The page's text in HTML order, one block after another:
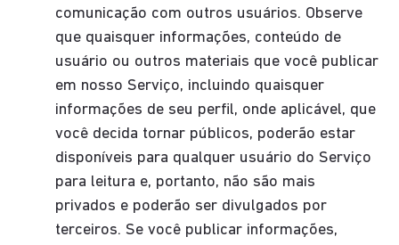
comunicação com outros usuários. Observe
que quaisquer informações, conteúdo de
usuário ou outros materiais que você publicar
em nosso Serviço, incluindo quaisquer
informações de seu perfil, onde aplicável, que
você decida tornar públicos, poderão estar
disponíveis para qualquer usuário do Serviço
para leitura e, portanto, não são mais
privados e poderão ser divulgados por
terceiros. Se você publicar informações,